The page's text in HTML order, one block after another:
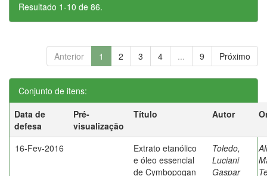
Resultado 1-10 de 86.
Anterior 1 2 3 4 ... 9 Próximo
Conjunto de itens:
Data de
defesa
Pré-
visualização
Título Autor
16-Fev-2016
Extrato etanólico
e óleo essencial
de Cymbopogan
Toledo,
Luciani
Gaspar